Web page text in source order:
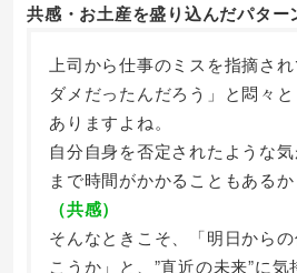
共感・お土産を盛り込んだパター
上司から仕事のミスを指摘さ
ダメだったんだろう」と悶々
ありますよね。
自分自身を否定されたような
まで時間がかかることもあるか
（共感）
そんなときこそ、「明日から
こうか」と、”直近の未来”に気